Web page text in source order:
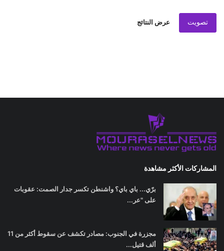
تصويت عرض النتائج
المشاركات الأكثر مشاهدة
برّي... باي باي؟ واشنطن تكسر جدار الصمت: عقوبات
على "عر...
مجزرة في الجنوب: مصادر تكشف عن سقوط أكثر من 11
ألف قتيل...